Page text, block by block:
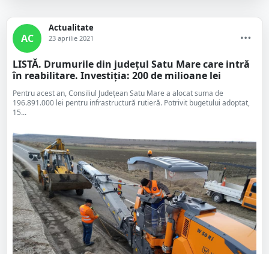
AC
Actualitate
23 aprilie 2021
LISTĂ. Drumurile din județul Satu Mare care intră
în reabilitare. Investiția: 200 de milioane lei
Pentru acest an, Consiliul Județean Satu Mare a alocat suma de
196.891.000 lei pentru infrastructură rutieră. Potrivit bugetului adoptat,
15...